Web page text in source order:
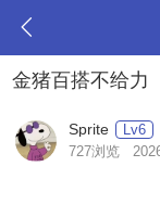
金猪百搭不给力
Sprite
Lv6
727浏览